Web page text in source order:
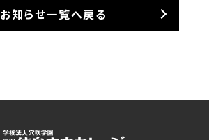
お知らせ一覧へ戻る